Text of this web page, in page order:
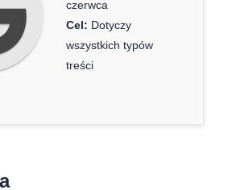
czerwca
Cel: Dotyczy
wszystkich typów
treści